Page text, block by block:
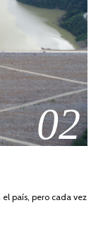
02
país, pero cada vez